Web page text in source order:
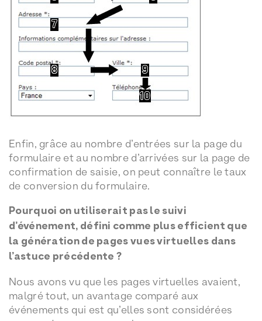
Enfin, grâce au nombre d’entrées sur la page du
formulaire et au nombre d’arrivées sur la page de
confirmation de saisie, on peut connaître le taux
de conversion du formulaire.
Pourquoi on utiliserait pas le suivi
d’événement, défini comme plus efficient que
la génération de pages vues virtuelles dans
l’astuce précédente ?
Nous avons vu que les pages virtuelles avaient,
malgré tout, un avantage comparé aux
événements qui est qu’elles sont considérées